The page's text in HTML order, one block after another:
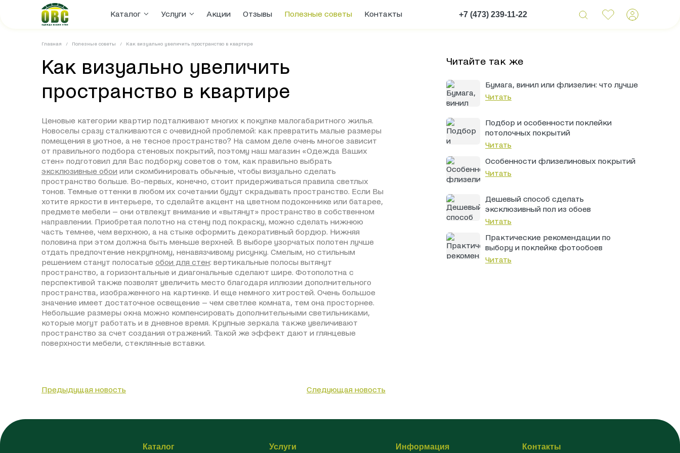
Каталог Услуги Акции Отзывы Полезные советы Контакты +7 (473) 239-11-22
Главная Полезные советы Как визуально увеличить пространство в квартире
Как визуально увеличить
пространство в квартире
Ценовые категории квартир подталкивают многих к покупке малогабаритного жилья.
Новоселы сразу сталкиваются с очевидной проблемой: как превратить малые размеры
помещения в уютное, а не тесное пространство? На самом деле очень многое зависит
от правильного подбора стеновых покрытий, поэтому наш магазин «Одежда Ваших
стен» подготовил для Вас подборку советов о том, как правильно выбрать
эксклюзивные обои или скомбинировать обычные, чтобы визуально сделать
пространство больше. Во-первых, конечно, стоит придерживаться правила светлых
тонов. Темные оттенки в любом их сочетании будут скрадывать пространство. Если Вы
хотите яркости в интерьере, то сделайте акцент на цветном подоконнике или батарее,
предмете мебели – они отвлекут внимание и «вытянут» пространство в собственном
направлении. Приобретая полотно на стену под покраску, можно сделать нижнюю
часть темнее, чем верхнюю, а на стыке оформить декоративный бордюр. Нижняя
половина при этом должна быть меньше верхней. В выборе узорчатых полотен лучше
отдать предпочтение некрупному, ненавязчивому рисунку. Смелым, но стильным
решением станут полосатые обои для стен: вертикальные полосы вытянут
пространство, а горизонтальные и диагональные сделают шире. Фотополотна с
перспективой также позволят увеличить место благодаря иллюзии дополнительного
пространства, изображенного на картинке. И еще немного хитростей. Очень большое
значение имеет достаточное освещение – чем светлее комната, тем она просторнее.
Небольшие размеры окна можно компенсировать дополнительными светильниками,
которые могут работать и в дневное время. Крупные зеркала также увеличивают
пространство за счет создания отражений. Такой же эффект дают и глянцевые
поверхности мебели, стеклянные вставки.
Предыдущая новость Следующая новость
Читайте так же
Бумага, винил или флизелин: что лучше
Читать
Подбор и особенности поклейки
потолочных покрытий
Читать
Особенности флизелиновых покрытий
Читать
Дешевый способ сделать
эксклюзивный пол из обоев
Читать
Практические рекомендации по
выбору и поклейке фотообоев
Читать
Каталог Услуги Информация Контакты